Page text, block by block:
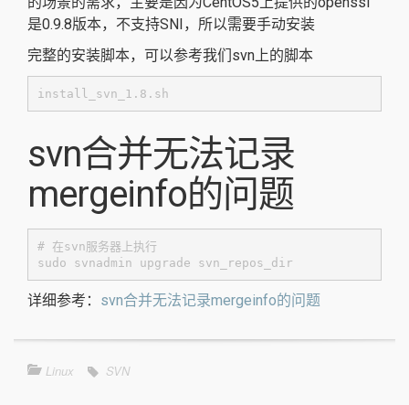
是0.9.8版本，不支持SNI，所以需要手动安装
完整的安装脚本，可以参考我们svn上的脚本
install_svn_1.8.sh
svn合并无法记录
mergeinfo的问题
# 在svn服务器上执行
sudo svnadmin upgrade svn_repos_dir
详细参考： svn合并无法记录mergeinfo的问题
Linux SVN